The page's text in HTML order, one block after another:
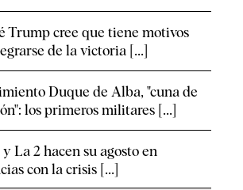
Trump cree que tiene motivos
de la victoria [...]
Duque de Alba, "cuna de
los primeros militares [...]
La 2 hacen su agosto en
con la crisis [...]